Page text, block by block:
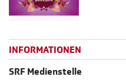
INFORMATIONEN
SRF Medienstelle